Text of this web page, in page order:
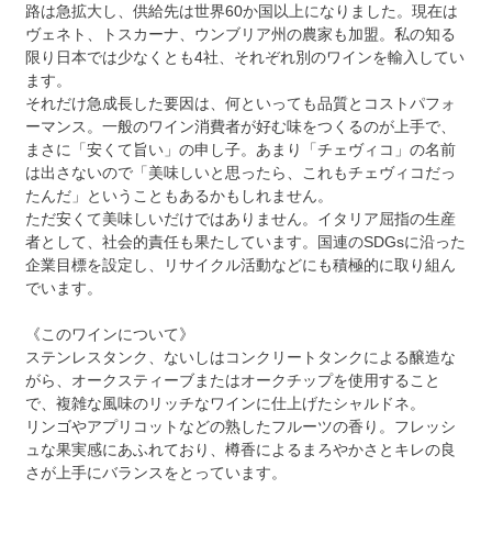
路は急拡大し、供給先は世界60か国以上になりました。現在は
ヴェネト、トスカーナ、ウンブリア州の農家も加盟。私の知る
限り日本では少なくとも4社、それぞれ別のワインを輸入してい
ます。
それだけ急成長した要因は、何といっても品質とコストパフォ
ーマンス。一般のワイン消費者が好む味をつくるのが上手で、
まさに「安くて旨い」の申し子。あまり「チェヴィコ」の名前
は出さないので「美味しいと思ったら、これもチェヴィコだっ
たんだ」ということもあるかもしれません。
ただ安くて美味しいだけではありません。イタリア屈指の生産
者として、社会的責任も果たしています。国連のSDGsに沿った
企業目標を設定し、リサイクル活動などにも積極的に取り組ん
でいます。
《このワインについて》
ステンレスタンク、ないしはコンクリートタンクによる醸造な
がら、オークスティーブまたはオークチップを使用すること
で、複雑な風味のリッチなワインに仕上げたシャルドネ。
リンゴやアプリコットなどの熟したフルーツの香り。フレッシ
ュな果実感にあふれており、樽香によるまろやかさとキレの良
さが上手にバランスをとっています。